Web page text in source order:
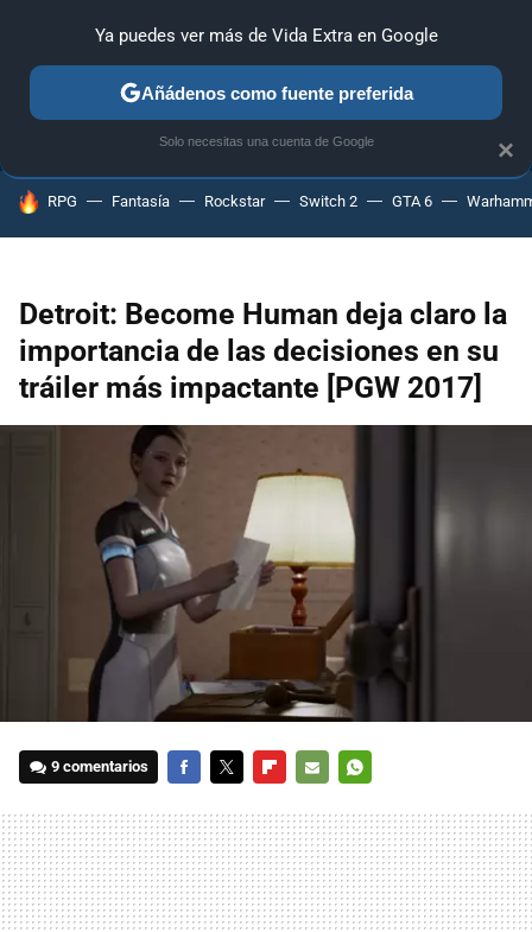
ANÁLISIS GUÍAS Y TRUCOS PC SONY NINTENDO
HOY SE HABLA DE
RPG Fantasía Rockstar Switch 2 GTA 6
Detroit: Become Human deja claro la
importancia de las decisiones en su
tráiler más impactante [PGW 2017]
9 comentarios
MAIL
×
Ya puedes ver más de Vida Extra en Google
Añádenos como fuente preferida
Solo necesitas una cuenta de Google